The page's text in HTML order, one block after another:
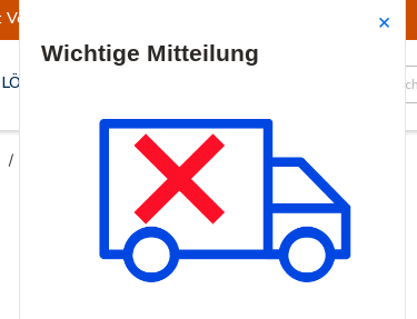
ausgesetzt
/ Alarm-Kommunikatoren